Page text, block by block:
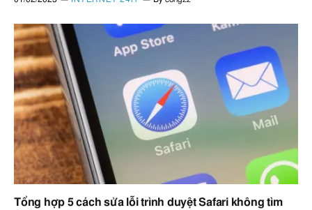
Tổng hợp 5 cách sửa lỗi trình duyệt Safari không tìm